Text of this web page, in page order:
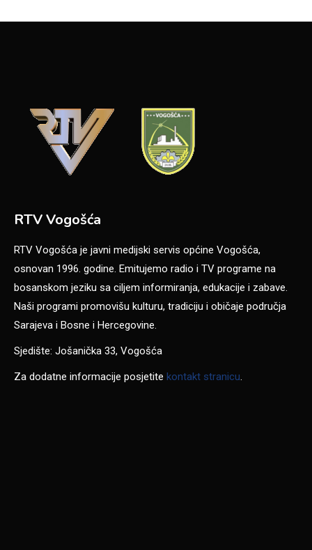
RTV Vogošća
RTV Vogošća je javni medijski servis općine Vogošća,
osnovan 1996. godine. Emitujemo radio i TV programe na
bosanskom jeziku sa ciljem informiranja, edukacije i zabave.
Naši programi promovišu kulturu, tradiciju i običaje područja
Sarajeva i Bosne i Hercegovine.
Sjedište: Jošanička 33, Vogošća
Za dodatne informacije posjetite kontakt stranicu.